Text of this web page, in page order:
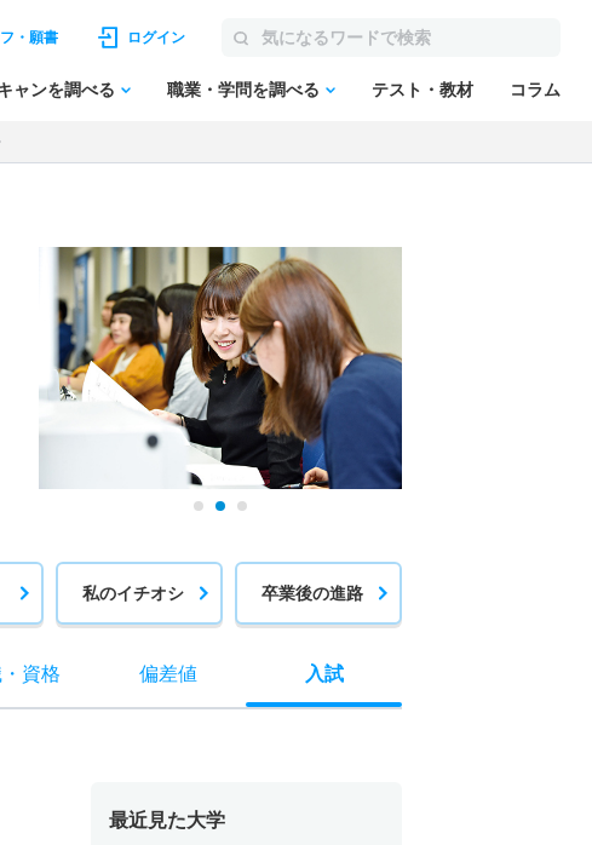
・願書 ログイン
ャンを調べる 職業・学問を調べる テスト・教材 コラム
私のイチオシ 卒業後の進路
・ 資格 偏差値 入試
最近見た大学